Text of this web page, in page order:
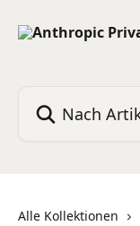
Alle Kollektionen